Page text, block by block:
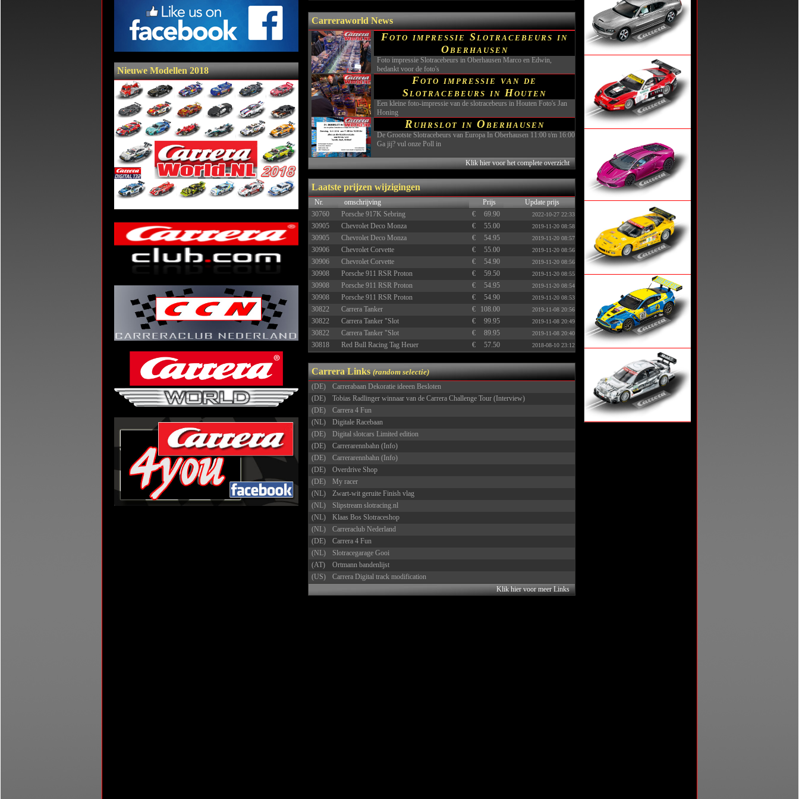
Carreraworld News
Foto impressie Slotracebeurs in
Oberhausen
Foto impressie Slotracebeurs in Oberhausen Marco en Edwin,
bedankt voor de foto's
Foto impressie van de
Slotracebeurs in Houten
Een kleine foto-impressie van de slotracebeurs in Houten Foto's Jan
Honing
Ruhrslot in Oberhausen
De Grootste Slotracebeurs van Europa In Oberhausen 11:00 t/m 16:00
Ga jij? vul onze Poll in
Klik hier voor het complete overzicht
Carrera Links(random selectie)
(DE)
Carrerabaan Dekoratie ideeen Besloten
(DE)
Tobias Radlinger winnaar van de Carrera Challenge Tour (Interview)
(DE)
Carrera 4 Fun
(NL)
Digitale Racebaan
(DE)
Digital slotcars Limited edition
(DE)
Carrerarennbahn (Info)
(DE)
Carrerarennbahn (Info)
(DE)
Overdrive Shop
(DE)
My racer
(NL)
Zwart-wit geruite Finish vlag
(NL)
Slipstream slotracing.nl
(NL)
Klaas Bos Slotraceshop
(NL)
Carreraclub Nederland
(DE)
Carrera 4 Fun
(NL)
Slotracegarage Gooi
(AT)
Ortmann bandenlijst
(US)
Carrera Digital track modification
Klik hier voor meer Links
Laatste prijzen wijzigingen
Nr. omschrijving Prijs
Update prijs
30760
Porsche 917K Sebring € 69.90 2022-10-27 22:33
30905 Chevrolet Deco Monza € 55.00 2019-11-20 08:58
30905 Chevrolet Deco Monza € 54.95 2019-11-20 08:57
30906 Chevrolet Corvette € 55.00 2019-11-20 08:56
30906 Chevrolet Corvette € 54.90 2019-11-20 08:56
30908 Porsche 911 RSR Proton € 59.50 2019-11-20 08:55
30908 Porsche 911 RSR Proton € 54.95 2019-11-20 08:54
30908 Porsche 911 RSR Proton € 54.90 2019-11-20 08:53
30822 Carrera Tanker € 108.00 2019-11-08 20:56
30822 Carrera Tanker "Slot € 99.95 2019-11-08 20:49
30822 Carrera Tanker "Slot € 89.95 2019-11-08 20:40
30818 Red Bull Racing Tag Heuer € 57.50 2018-08-10 23:12
Nieuwe Modellen 2018